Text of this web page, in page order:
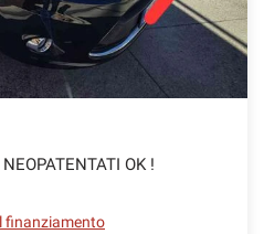
OK !
finanziamento